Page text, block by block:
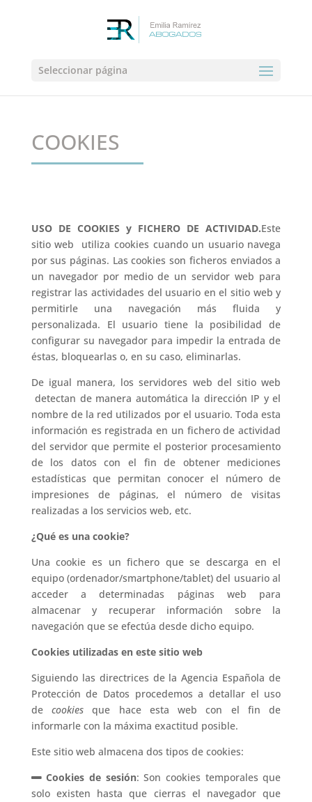
Seleccionar página
COOKIES
USO DE COOKIES y FICHERO DE ACTIVIDAD.Este
sitio web utiliza cookies cuando un usuario navega
por sus páginas. Las cookies son ficheros enviados a
un navegador por medio de un servidor web para
registrar las actividades del usuario en el sitio web y
permitirle una navegación más fluida y
personalizada. El usuario tiene la posibilidad de
configurar su navegador para impedir la entrada de
éstas, bloquearlas o, en su caso, eliminarlas.
De igual manera, los servidores web del sitio web
detectan de manera automática la dirección IP y el
nombre de la red utilizados por el usuario. Toda esta
información es registrada en un fichero de actividad
del servidor que permite el posterior procesamiento
de los datos con el fin de obtener mediciones
estadísticas que permitan conocer el número de
impresiones de páginas, el número de visitas
realizadas a los servicios web, etc.
¿Qué es una cookie?
Una cookie es un fichero que se descarga en el
equipo (ordenador/smartphone/tablet) del usuario al
acceder a determinadas páginas web para
almacenar y recuperar información sobre la
navegación que se efectúa desde dicho equipo.
Cookies utilizadas en este sitio web
Siguiendo las directrices de la Agencia Española de
Protección de Datos procedemos a detallar el uso
decookies que hace esta web con el fin de
informarle con la máxima exactitud posible.
Este sitio web almacena dos tipos de cookies:
Cookies de sesión: Son cookies temporales que
solo existen hasta que cierras el navegador que